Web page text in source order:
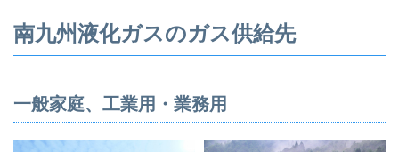
南九州液化ガスのガス供給先
一般家庭、工業用・業務用